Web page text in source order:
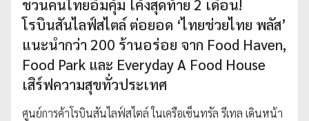
ชวนคนไทยอิ่มคุ้ม โค้งสุดท้าย 2 เดือน!
โรบินสันไลฟ์สไตล์ ต่อยอด ‘ไทยช่วยไทย พลัส’
แนะนำกว่า 200 ร้านอร่อย จาก Food Haven,
Food Park และ Everyday A Food House
เสิร์ฟความสุขทั่วประเทศ
ศูนย์การค้าโรบินสันไลฟ์สไตล์ ในเครือเซ็นทรัล รีเทล เดินหน้า